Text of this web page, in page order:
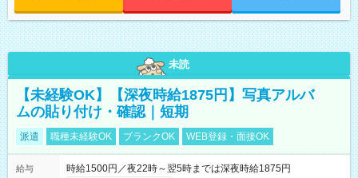
未読
【未経験OK】【深夜時給1875円】写真アルバ
ムの貼り付け・確認｜短期
派遣 職種未経験OK ブランクOK WEB登録・面接OK
給与
時給1500円／夜22時～翌5時までは深夜時給1875円